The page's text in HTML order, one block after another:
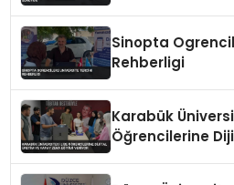
Sinopta
Rehberligi
Karabük
Öğrencilerine